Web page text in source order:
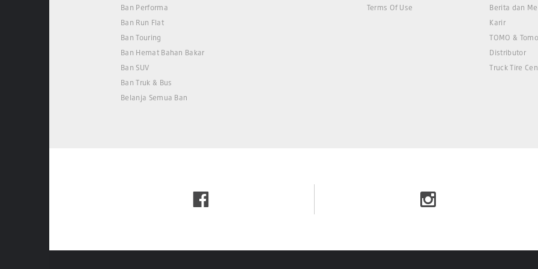
Ban Performa
Ban Run Flat
Ban Touring
Ban Hemat Bahan Bakar
Ban SUV
Ban Truk & Bus
Belanja Semua Ban
Terms Of Use
Berita dan
Karir
TOMO &
Distributor
Truck Tire